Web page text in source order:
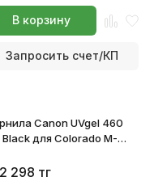
В корзину
Запросить счет/КП
Canon UVgel 460
Black для Colorado M-
298 тг